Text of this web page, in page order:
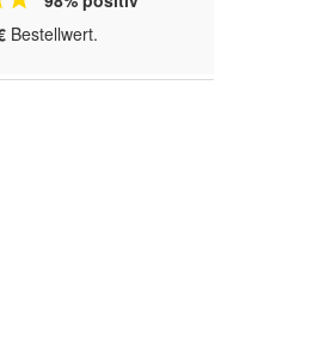
Bestellwert.